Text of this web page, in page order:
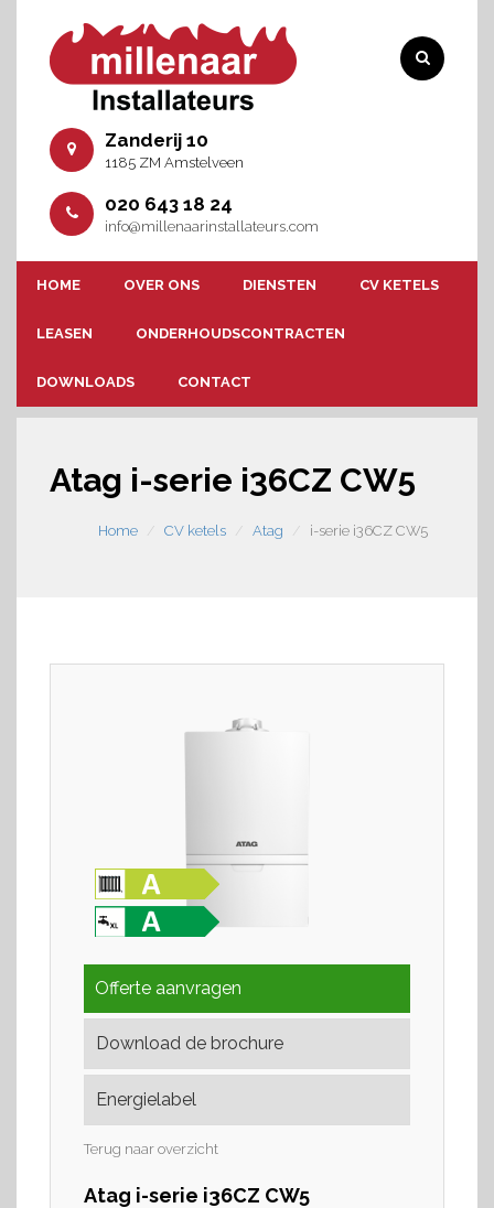
Zanderij 10
1185 ZM Amstelveen
020 643 18 24
info@millenaarinstallateurs.com
HOME OVER ONS DIENSTEN CV KETELS
LEASEN ONDERHOUDSCONTRACTEN
DOWNLOADS CONTACT
Atag i-serie i36CZ CW5
Home CV ketels Atag i-serie i36CZ CW5
Offerte aanvragen
Download de brochure
Energielabel
Terug naar overzicht
Atag i-serie i36CZ CW5